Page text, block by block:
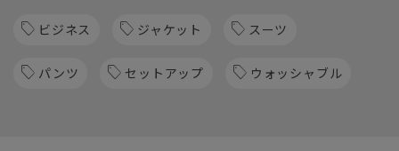
ビジネス ジャケット スーツ
パンツ セットアップ ウォッシャブル